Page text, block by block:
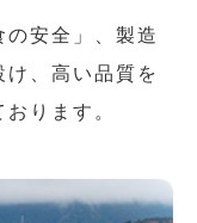
安全」、製造
、高い品質を
ります。